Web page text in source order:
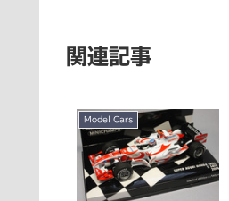
関連記事
Model Cars